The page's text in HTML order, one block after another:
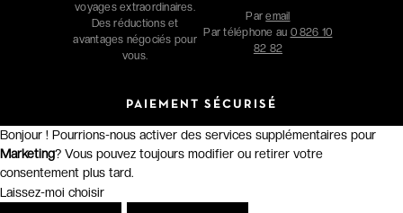
voyages extraordinaires.
Des réductions et
avantages négociés pour
vous.
Paremail
Par téléphone au 0 826 10
82 82
PAIEMENT SÉCURISÉ
Bonjour ! Pourrions-nous activer des services supplémentaires pour
Marketing? Vous pouvez toujours modifier ou retirer votre
consentement plus tard.
Laissez-moi choisir